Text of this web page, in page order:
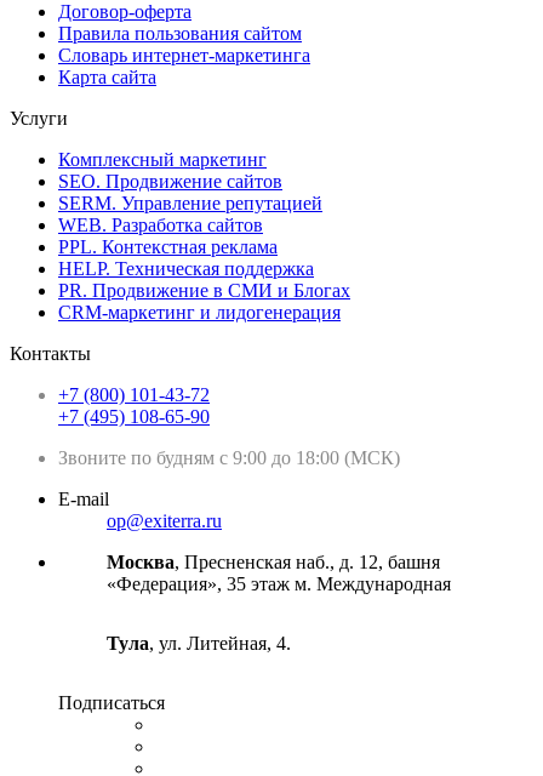
Договор-оферта
Правила пользования сайтом
Словарь интернет-маркетинга
Карта сайта
Услуги
Комплексный маркетинг
SEO. Продвижение сайтов
SERM. Управление репутацией
WEB. Разработка сайтов
PPL. Контекстная реклама
HELP. Техническая поддержка
PR. Продвижение в СМИ и Блогах
CRM-маркетинг и лидогенерация
Контакты
+7 (800) 101-43-72
+7 (495) 108-65-90
Звоните по будням с 9:00 до 18:00 (МСК)
E-mail
op@exiterra.ru
Москва, Пресненская наб., д. 12, башня
«Федерация», 35 этаж м. Международная
Тула, ул. Литейная, 4.
Подписаться